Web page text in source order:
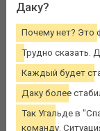
Даку?
Почему нет? Это
Трудно сказать.
Каждый будет
Даку более
Так Угальде в
команду.